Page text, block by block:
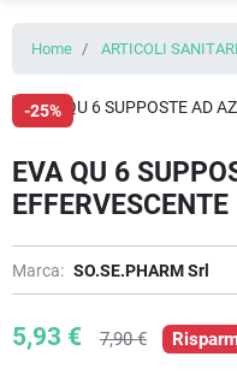
Home ARTICOLI
-25%
EVA QU 6
EFFERVESCENTE
Marca: SO.SE.PHARM Srl
5,93 € 7,90 €